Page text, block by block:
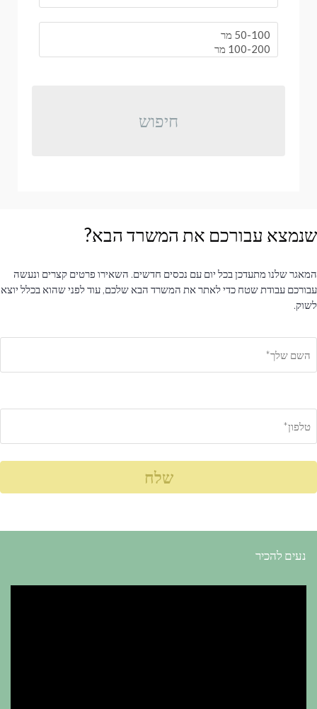
חיפוש
שנמצא עבורכם את המשרד הבא?
המאגר שלנו מתעדכן בכל יום עם נכסים חדשים. השאירו פרטים קצרים ונעשה
עבורכם עבודת שטח כדי לאתר את המשרד הבא שלכם, עוד לפני שהוא בכלל יוצא
לשוק.
נעים להכיר